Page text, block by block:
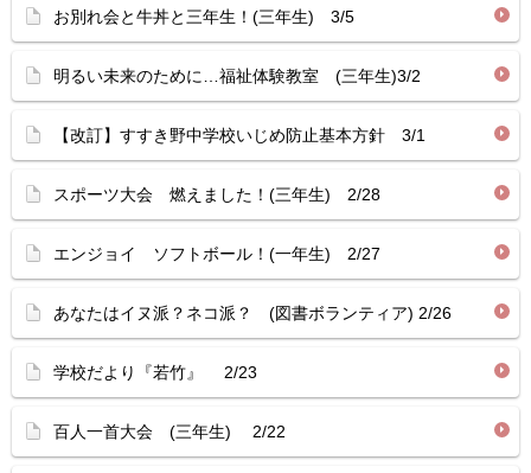
お別れ会と牛丼と三年生！(三年生) 3/5
明るい未来のために…福祉体験教室 (三年生)3/2
【改訂】すすき野中学校いじめ防止基本方針 3/1
スポーツ大会 燃えました！(三年生) 2/28
エンジョイ ソフトボール！(一年生) 2/27
あなたはイヌ派？ネコ派？ (図書ボランティア) 2/26
学校だより『若竹』 2/23
百人一首大会 (三年生) 2/22